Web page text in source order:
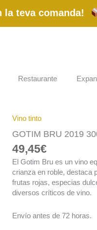
la teva comanda!
Restaurante
Vino tinto
GOTIM BRU 2019
49,45€
El Gotim Bru es un vino
crianza en roble, destaca
frutas rojas, especias
diversos críticos de vino.
Envío antes de 72 horas.
GOTIM
BRU
2019
300cl
(Jeroboam)
cantidad